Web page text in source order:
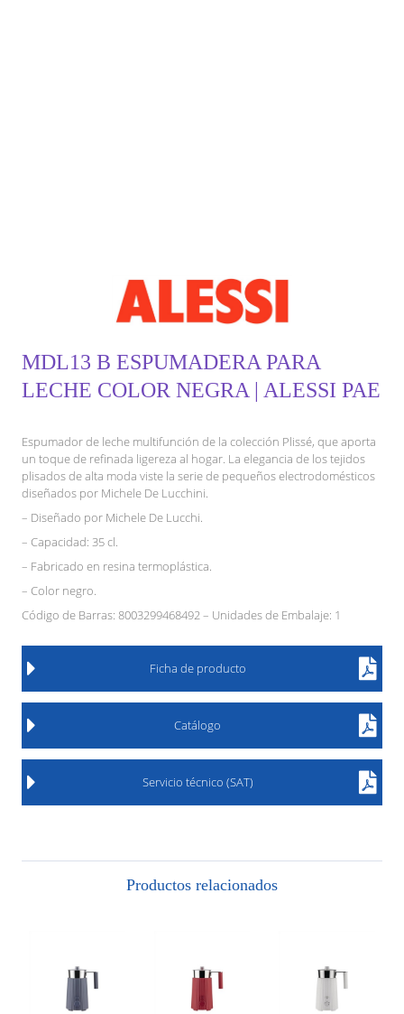
MDL13 B ESPUMADERA PARA
LECHE COLOR NEGRA | ALESSI PAE
Espumador de leche multifunción de la colección Plissé, que aporta
un toque de refinada ligereza al hogar. La elegancia de los tejidos
plisados de alta moda viste la serie de pequeños electrodomésticos
diseñados por Michele De Lucchini.
– Diseñado por Michele De Lucchi.
– Capacidad: 35 cl.
– Fabricado en resina termoplástica.
– Color negro.
Código de Barras: 8003299468492 – Unidades de Embalaje: 1
Ficha de producto
Catálogo
Servicio técnico (SAT)
Productos relacionados